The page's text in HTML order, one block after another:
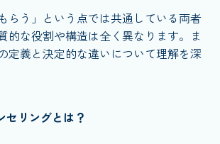
らう」という点では共通している両者
的な役割や構造は全く異なります。ま
定義と決定的な違いについて理解を深
セリングとは？